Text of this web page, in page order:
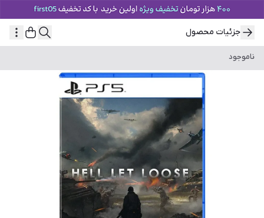
جزئیات محصول
ناموجود